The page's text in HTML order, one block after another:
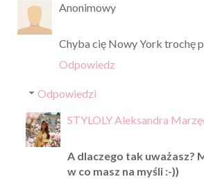
Anonimowy
Chyba cię Nowy York trochę
Odpowiedz
Odpowiedzi
STYLOLY Aleksandra
A dlaczego tak uważasz?
w co masz na myśli :-))